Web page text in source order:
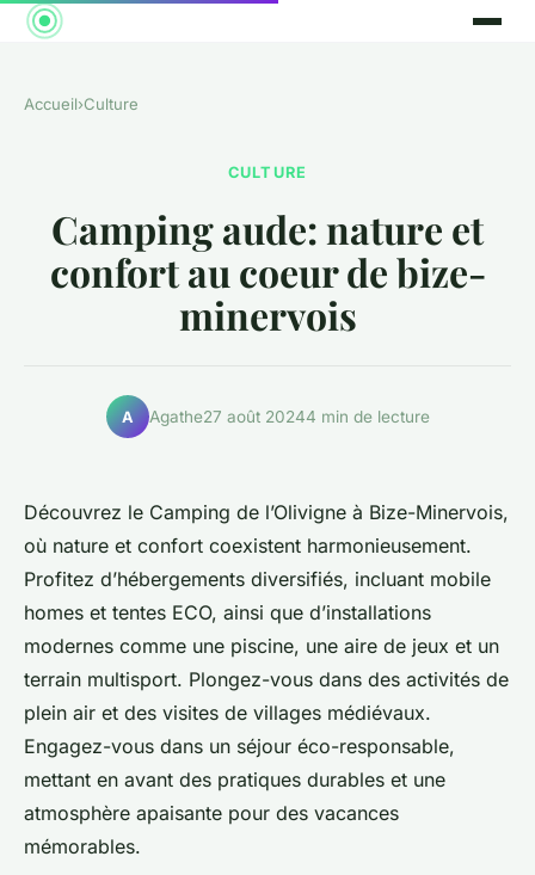
Accueil›Culture
CULTURE
Camping aude: nature et
confort au coeur de bize-
minervois
A Agathe27 août 20244 min de lecture
Découvrez le Camping de l’Olivigne à Bize-Minervois,
où nature et confort coexistent harmonieusement.
Profitez d’hébergements diversifiés, incluant mobile
homes et tentes ECO, ainsi que d’installations
modernes comme une piscine, une aire de jeux et un
terrain multisport. Plongez-vous dans des activités de
plein air et des visites de villages médiévaux.
Engagez-vous dans un séjour éco-responsable,
mettant en avant des pratiques durables et une
atmosphère apaisante pour des vacances
mémorables.